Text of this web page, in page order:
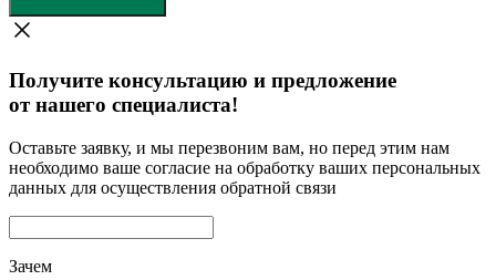
Получите консультацию и предложение
от нашего специалиста!
Оставьте заявку, и мы перезвоним вам, но перед этим нам
необходимо ваше согласие на обработку ваших персональных
данных для осуществления обратной связи
Зачем